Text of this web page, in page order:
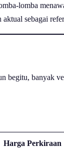
lomba
sebagai
begitu, banyak
Harga Perkiraan